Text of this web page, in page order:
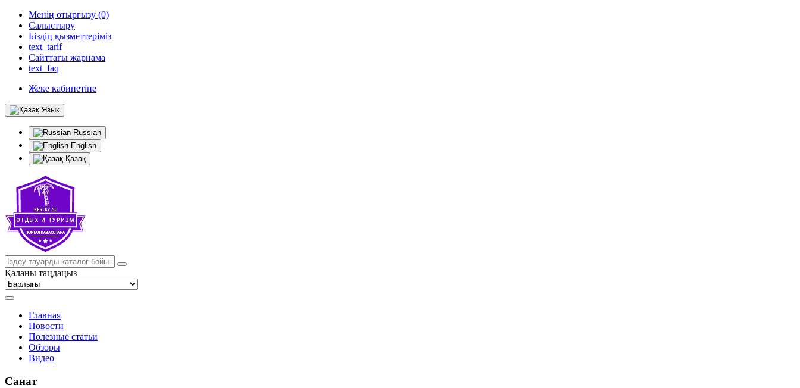
Менің отырғызу (0)
Салыстыру
Біздің қызметтеріміз
text_tarif
Сайттағы жарнама
text_faq
Жеке кабинетіне
Язык
Russian
English
Қазақ
Қаланы таңдаңыз
Главная
Новости
Полезные статьи
Обзоры
Видео
Санат